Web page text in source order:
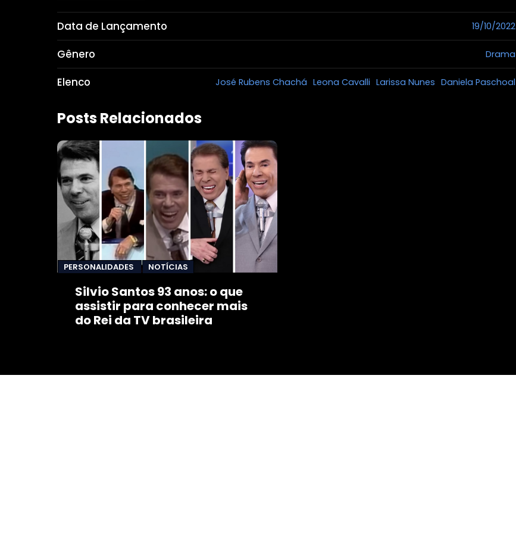
Data de Lançamento 19/10/2022
Gênero Drama
Elenco José Rubens Chachá Leona Cavalli Larissa Nunes Daniela Paschoal
Posts Relacionados
PERSONALIDADES NOTÍCIAS
Silvio Santos 93 anos: o que
assistir para conhecer mais
do Rei da TV brasileira